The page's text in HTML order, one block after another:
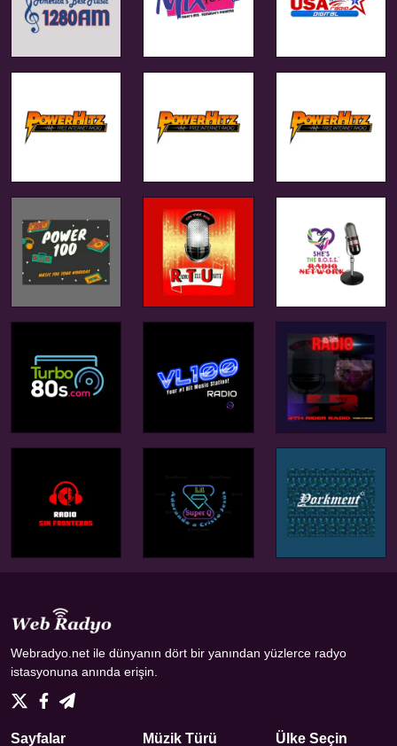
Webradyo.net ile dünyanın dört bir yanından yüzlerce radyo
istasyonuna anında erişin.
Sayfalar Müzik Türü Ülke Seçin